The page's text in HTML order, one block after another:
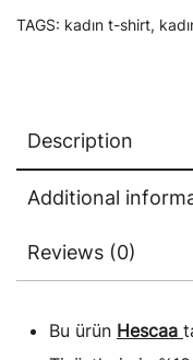
TAGS: kadın t-shirt,
Description
Additional
Reviews (0)
Bu ürün Hescaa